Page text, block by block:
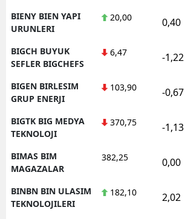
BIENY BIEN YAPI
URUNLERI
20,00 0,40
BIGCH BUYUK
SEFLER BIGCHEFS
6,47 -1,22
BIGEN BIRLESIM
GRUP ENERJI
103,90 -0,67
BIGTK BIG MEDYA
TEKNOLOJI
370,75 -1,13
BIMAS BIM
MAGAZALAR
382,25 0,00
BINBN BIN ULASIM
TEKNOLOJILERI
182,10 2,02